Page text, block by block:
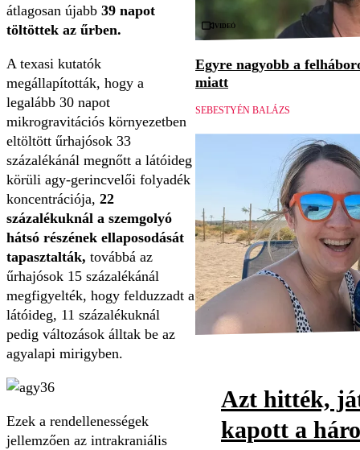
átlagosan újabb 39 napot
töltöttek az űrben.
A texasi kutatók
megállapították, hogy a
legalább 30 napot
mikrogravitációs környezetben
eltöltött űrhajósok 33
százalékánál megnőtt a látóideg
körüli agy-gerincvelői folyadék
koncentrációja, 22
százalékuknál a szemgolyó
hátsó részének ellaposodását
tapasztalták, továbbá az
űrhajósok 15 százalékánál
megfigyelték, hogy felduzzadt a
látóideg, 11 százalékuknál
pedig változások álltak be az
agyalapi mirigyben.
Ezek a rendellenességek
jellemzően az intrakraniális
Videó
Egyre nagyobb a
miatt
SEBESTYÉN BALÁZS
Azt hitték,
kapott a